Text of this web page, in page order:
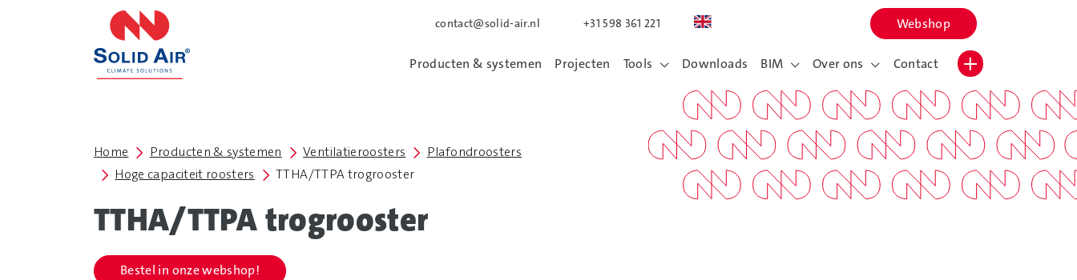
contact@solid-air.nl
+31 598 361 221
Hoog contrast wisselen
Webshop
Producten & systemen Projecten Tools Downloads BIM Over ons Contact
Home Producten & systemen Ventilatieroosters
Plafondroosters
Hoge capaciteit roosters
TTHA/TTPA trogrooster
TTHA/TTPA trogrooster
Bestel in onze webshop!